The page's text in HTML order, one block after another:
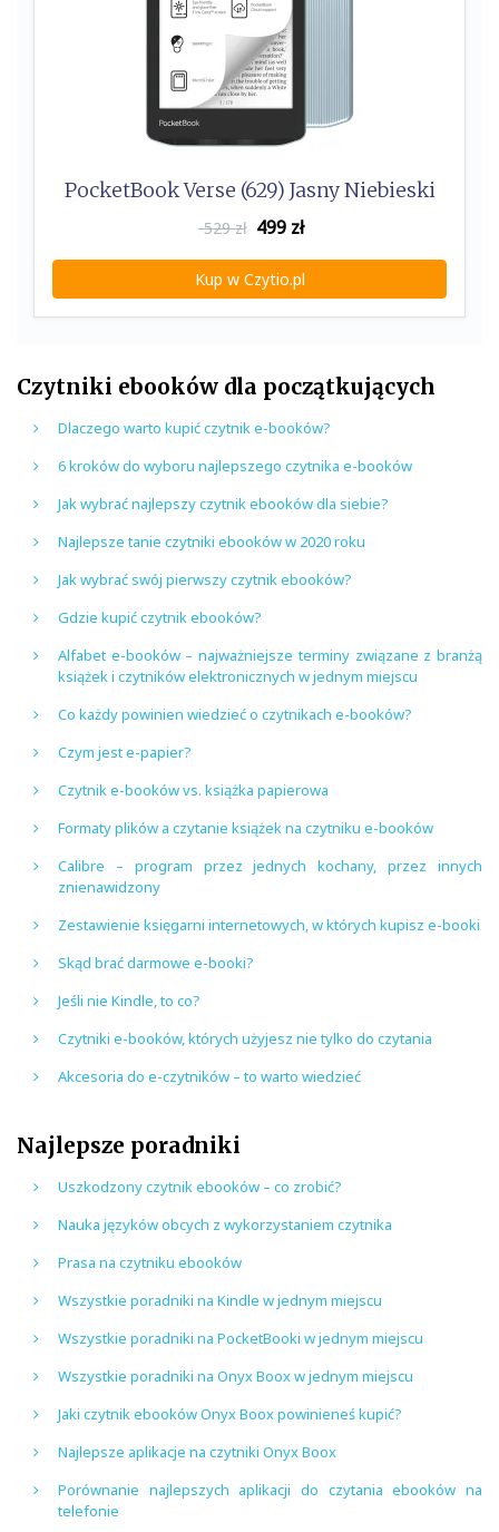
PocketBook Verse (629) Jasny Niebieski
529 zł 499 zł
Kup w Czytio.pl
Czytniki ebooków dla początkujących
Dlaczego warto kupić czytnik e-booków?
6 kroków do wyboru najlepszego czytnika e-booków
Jak wybrać najlepszy czytnik ebooków dla siebie?
Najlepsze tanie czytniki ebooków w 2020 roku
Jak wybrać swój pierwszy czytnik ebooków?
Gdzie kupić czytnik ebooków?
Alfabet e-booków – najważniejsze terminy związane z branżą
książek i czytników elektronicznych w jednym miejscu
Co każdy powinien wiedzieć o czytnikach e-booków?
Czym jest e-papier?
Czytnik e-booków vs. książka papierowa
Formaty plików a czytanie książek na czytniku e-booków
Calibre – program przez jednych kochany, przez innych
znienawidzony
Zestawienie księgarni internetowych, w których kupisz e-booki
Skąd brać darmowe e-booki?
Jeśli nie Kindle, to co?
Czytniki e-booków, których użyjesz nie tylko do czytania
Akcesoria do e-czytników – to warto wiedzieć
Najlepsze poradniki
Uszkodzony czytnik ebooków – co zrobić?
Nauka języków obcych z wykorzystaniem czytnika
Prasa na czytniku ebooków
Wszystkie poradniki na Kindle w jednym miejscu
Wszystkie poradniki na PocketBooki w jednym miejscu
Wszystkie poradniki na Onyx Boox w jednym miejscu
Jaki czytnik ebooków Onyx Boox powinieneś kupić?
Najlepsze aplikacje na czytniki Onyx Boox
Porównanie najlepszych aplikacji do czytania ebooków na
telefonie